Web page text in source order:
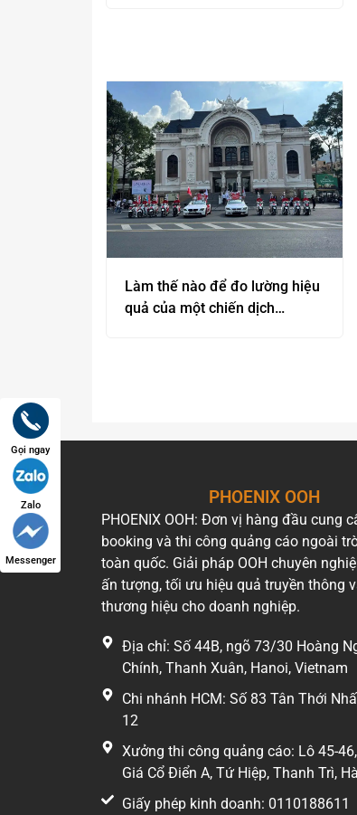
Làm thế nào để đo lường hiệu
quả của một chiến dịch
PHOENIX OOH
PHOENIX OOH: Đơn vị hàng đầu cung
booking và thi công quảng cáo ngoài
toàn quốc. Giải pháp OOH chuyên
ấn tượng, tối ưu hiệu quả truyền thông
thương hiệu cho doanh nghiệp.
Địa chỉ: Số 44B, ngõ 73/30 Hoàng
Chính, Thanh Xuân, Hanoi, Vietnam
Chi nhánh HCM: Số 83 Tân Thới
12
Xưởng thi công quảng cáo: Lô 45-
Giá Cổ Điển A, Tứ Hiệp, Thanh Trì,
Giấy phép kinh doanh: 0110188611
Gọi ngay
Zalo
Messenger